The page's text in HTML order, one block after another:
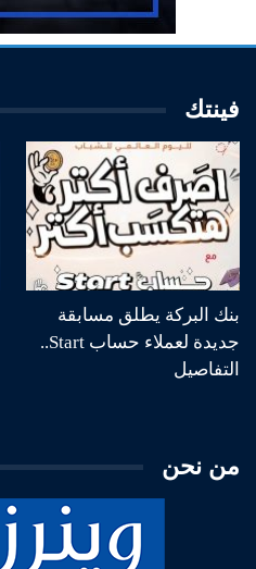
فينتك
بنك البركة يطلق مسابقة
جديدة لعملاء حساب Start..
التفاصيل
من نحن